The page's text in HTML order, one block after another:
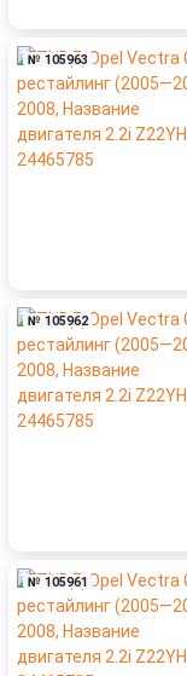
№ 105963
№ 105962
№ 105961